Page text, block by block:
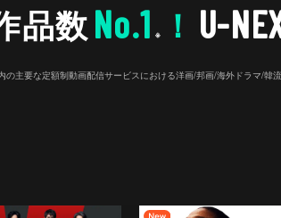
品数No.1 ※ ！ U-
主要な定額制動画配信サービスにおける洋画/邦画/海外ドラマ/韓